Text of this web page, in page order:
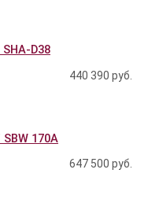
D38
440 390 руб.
170A
647 500 руб.